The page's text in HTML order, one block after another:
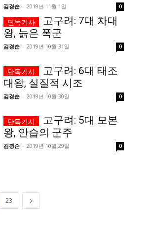
김경순 - 2019년 11월 1일 0
고구려: 7대 차대
왕, 늙은 폭군
김경순 - 2019년 10월 31일 0
고구려: 6대 태조
대왕, 실질적 시조
김경순 - 2019년 10월 30일 0
고구려: 5대 모본
왕, 안습의 군주
김경순 - 2019년 10월 29일 0
23